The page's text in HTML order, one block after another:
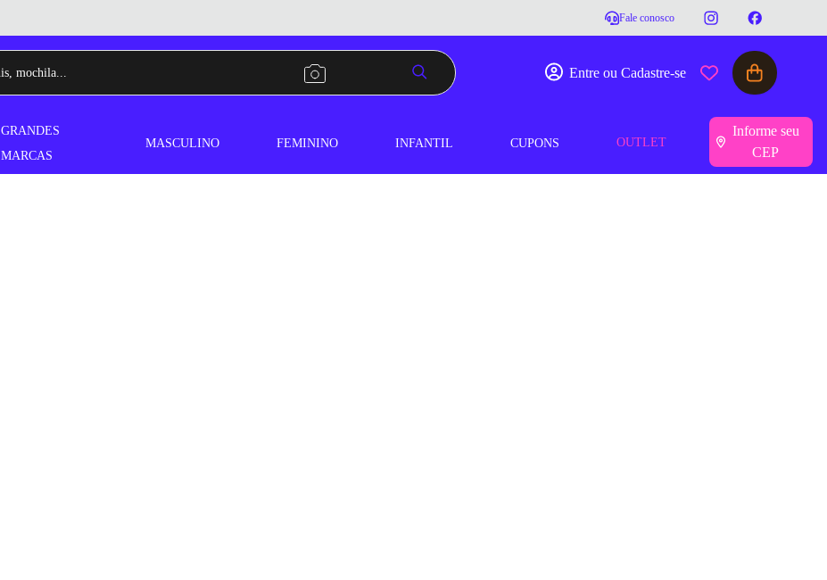
Fale conosco
Entre ou Cadastre-se
GRANDES
MARCAS
MASCULINO FEMININO INFANTIL CUPONS OUTLET
Informe seu
CEP